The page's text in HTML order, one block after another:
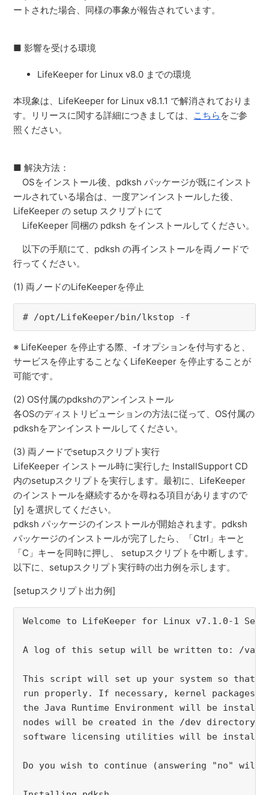
ートされた場合、同様の事象が報告されています。
■ 影響を受ける環境
LifeKeeper for Linux v8.0 までの環境
本現象は、LifeKeeper for Linux v8.1.1 で解消されておりま
す。リリースに関する詳細につきましては、 こちら をご参
照ください。
■ 解決方法：
OSをインストール後、pdksh パッケージが既にインスト
ールされている場合は、一度アンインストールした後、
LifeKeeper の setup スクリプトにて
LifeKeeper 同梱の pdksh をインストールしてください。
以下の手順にて、pdksh の再インストールを両ノードで
行ってください。
(1) 両ノードのLifeKeeperを停止
# /opt/LifeKeeper/bin/lkstop -f
※ LifeKeeper を停止する際、-f オプションを付与すると、
サービスを停止することなくLifeKeeper を停止することが
可能です。
(2) OS付属のpdkshのアンインストール
各OSのディストリビューションの方法に従って、OS付属の
pdkshをアンインストールしてください。
(3) 両ノードでsetupスクリプト実行
LifeKeeper インストール時に実行した InstallSupport CD
内のsetupスクリプトを実行します。最初に、LifeKeeper
のインストールを継続するかを尋ねる項目がありますので
[y] を選択してください。
pdksh パッケージのインストールが開始されます。pdksh
パッケージのインストールが完了したら、「Ctrl」キーと
「C」キーを同時に押し、 setupスクリプトを中断します。
以下に、setupスクリプト実行時の出力例を示します。
[setupスクリプト出力例]
Welcome to LifeKeeper for Linux v7.1.0-1
A log of this setup will be written to: /var/
This script will set up your system so that
run properly. If necessary, kernel packages
the Java Runtime Environment will be
nodes will be created in the /dev directory,
software licensing utilities will be
Do you wish to continue (answering "no"